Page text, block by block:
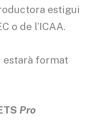
estigui
o de l’ICAA.
format
Pro